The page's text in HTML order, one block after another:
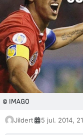
© IMAGO
Jildert 5 jul. 2014,